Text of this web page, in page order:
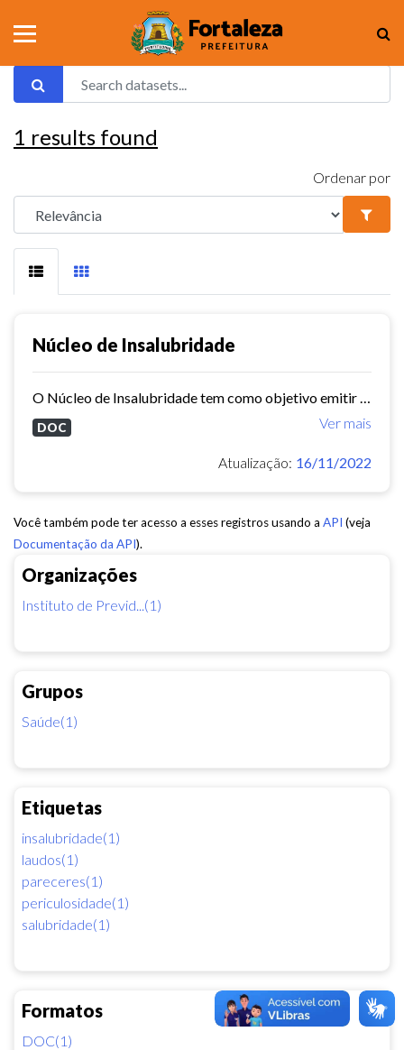
Organizações
Instituto de Previd...(1)
Grupos
Saúde(1)
Etiquetas
insalubridade(1)
laudos(1)
pareceres(1)
periculosidade(1)
salubridade(1)
Formatos
DOC(1)
1 results found
Ordenar por
Núcleo de Insalubridade
Ver mais
DOC
Atualização: 16/11/2022
Você também pode ter acesso a esses registros usando a API (veja
Documentação da API).